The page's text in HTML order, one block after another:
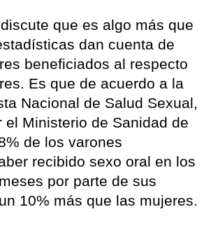
que es algo más que
dan cuenta de
beneficiados al respecto
Es que de acuerdo a la
Nacional de Salud Sexual,
el Ministerio de Sanidad de
de los varones
recibido sexo oral en los
por parte de sus
10% más que las mujeres.